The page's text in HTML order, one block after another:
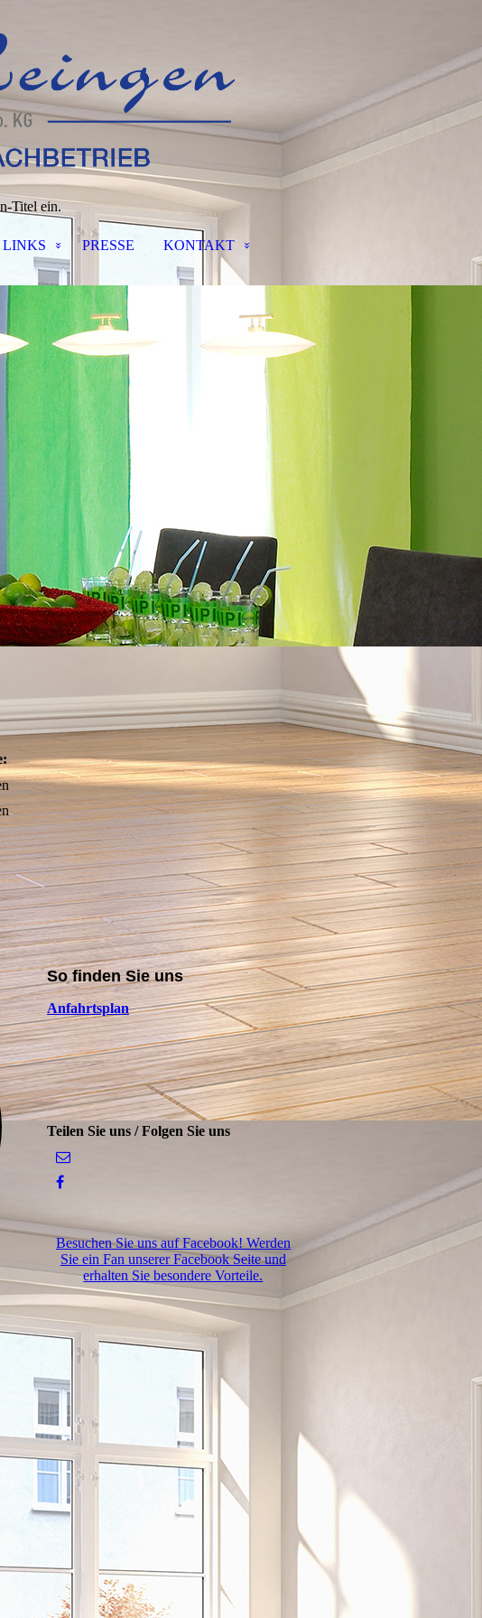
Titel ein.
LINKS PRESSE KONTAKT
So finden Sie uns
Anfahrtsplan
Teilen Sie uns / Folgen Sie uns
Besuchen Sie uns auf Facebook! Werden
Sie ein Fan unserer Facebook Seite und
erhalten Sie besondere Vorteile.